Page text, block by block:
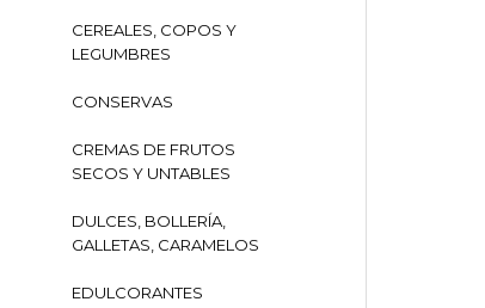
CEREALES, COPOS Y
LEGUMBRES
CONSERVAS
CREMAS DE FRUTOS
SECOS Y UNTABLES
DULCES, BOLLERÍA,
GALLETAS, CARAMELOS
EDULCORANTES